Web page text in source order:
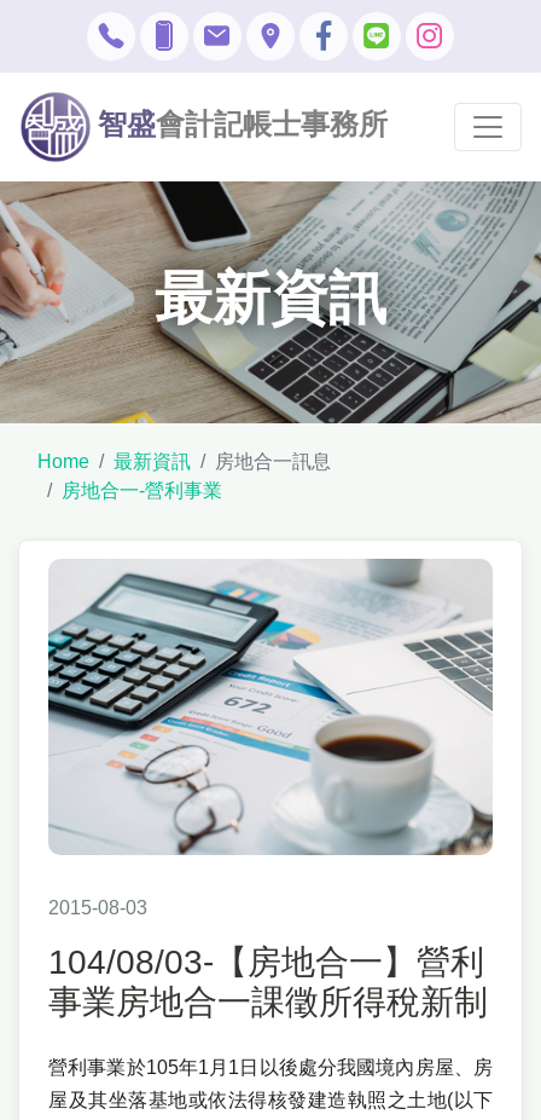
智盛會計記帳士事務所
最新資訊
Home 最新資訊
房地合一訊息
房地合一-營利事業
2015-08-03
104/08/03-【房地合一】營利
事業房地合一課徵所得稅新制
營利事業於105年1月1日以後處分我國境內房屋、房
屋及其坐落基地或依法得核發建造執照之土地(以下